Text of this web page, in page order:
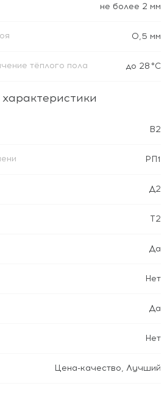
не более 2 мм
0,5 мм
тёплого пола до 28 °C
В2
РП1
Д2
Т2
Да
Нет
Да
Нет
Цена-качество, Лучший